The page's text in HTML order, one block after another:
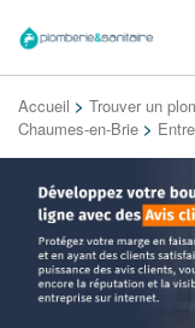
Accueil > Trouver un
Chaumes-en-Brie >